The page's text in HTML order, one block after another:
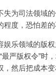
为司法领域的
度，恐怕差的
乐领域的版权
严版权令”时
，然后把成本